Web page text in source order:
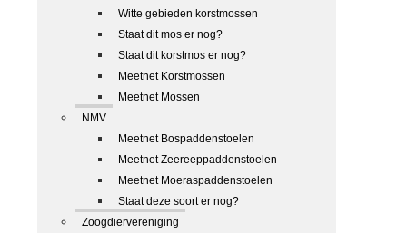
Witte gebieden korstmossen
Staat dit mos er nog?
Staat dit korstmos er nog?
Meetnet Korstmossen
Meetnet Mossen
NMV
Meetnet Bospaddenstoelen
Meetnet Zeereeppaddenstoelen
Meetnet Moeraspaddenstoelen
Staat deze soort er nog?
Zoogdiervereniging